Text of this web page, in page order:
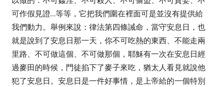
可作假見證…等等，它把我們圍在裡面可是並沒有提供給
我們動力。舉例來說：律法第四條誡命，當守安息日，也
就是說到了安息日那一天，你不可吃熱的東西、不能走兩
里路、不可做這個、不可做那個，耶穌有一次在安息日經
過麥田的時候，門徒掐下了麥子來吃，猶太人看見就說他
犯了安息日。安息日是一件好事情，是上帝給的一個特別